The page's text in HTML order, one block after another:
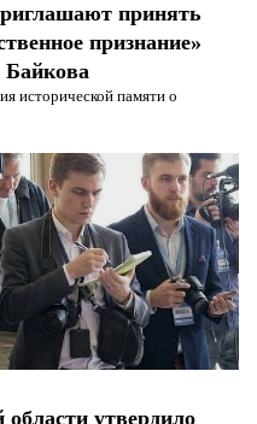
принять
признание»
исторической памяти о
утвердило